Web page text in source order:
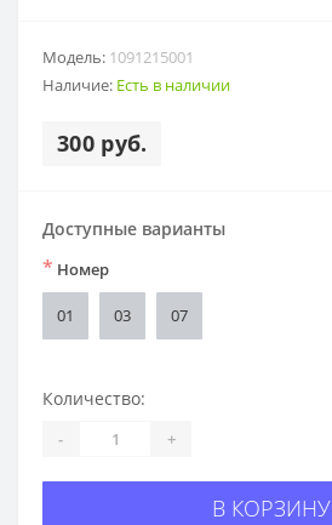
Модель: 1091215001
Наличие: Есть в наличии
300 руб.
Доступные варианты
* Номер
01 03 07
Количество:
- +
В КОРЗИНУ